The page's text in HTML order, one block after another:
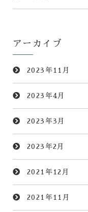
アーカイブ
2023年11月
2023年4月
2023年3月
2023年2月
2021年12月
2021年11月